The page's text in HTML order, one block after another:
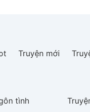
Truyện mới
tình